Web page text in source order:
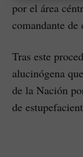
por el área
comandante
Tras este
alucinógena
de la Nación
de